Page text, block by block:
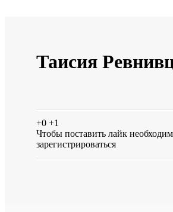
Таисия
+0 +1
Чтобы поставить лайк
зарегистрироваться